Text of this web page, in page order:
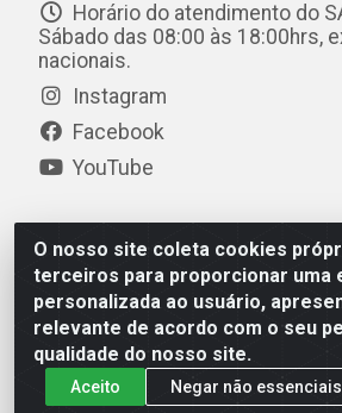
O nosso site coleta cookies
terceiros para proporcionar uma
personalizada ao usuário,
relevante de acordo com o seu
qualidade do nosso site.
Aceito Negar não essenciais
Horário do atendimento do
Sábado das 08:00 às 18:00hrs,
nacionais.
Instagram
Facebook
YouTube
Distac Distribuidora - Av. Durval de
- Jardim Petrópolis - Maceió/AL -
08.072.649/0001-20